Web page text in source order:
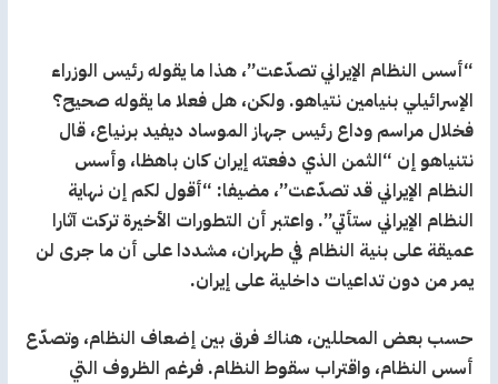
“أسس النظام الإيراني تصدّعت”، هذا ما يقوله رئيس الوزراء
الإسرائيلي بنيامين نتياهو. ولكن، هل فعلا ما يقوله صحيح؟
فخلال مراسم وداع رئيس جهاز الموساد ديفيد برنياع، قال
نتنياهو إن “الثمن الذي دفعته إيران كان باهظا، وأسس
النظام الإيراني قد تصدّعت”، مضيفا: “أقول لكم إن نهاية
النظام الإيراني ستأتي”. واعتبر أن التطورات الأخيرة تركت آثارا
عميقة على بنية النظام في طهران، مشددا على أن ما جرى لن
يمر من دون تداعيات داخلية على إيران.
حسب بعض المحللين، هناك فرق بين إضعاف النظام، وتصدّع
أسس النظام، واقتراب سقوط النظام. فرغم الظروف التي